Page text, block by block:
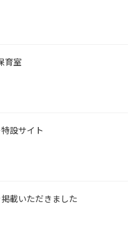
育室
設サイト
載いただきました